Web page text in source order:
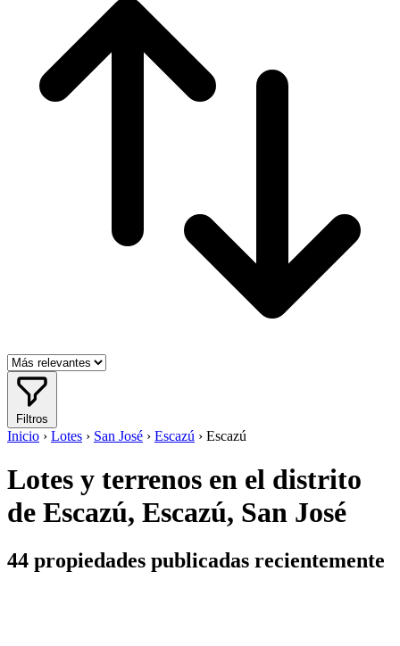
Filtros
Inicio › Lotes › San José › Escazú › Escazú
Lotes y terrenos en el distrito
de Escazú, Escazú, San José
44 propiedades publicadas recientemente